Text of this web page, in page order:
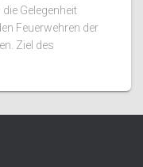
Gelegenheit
Feuerwehren der
Ziel des